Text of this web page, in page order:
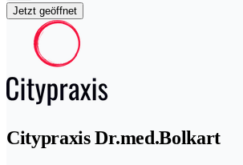
Jetzt geöffnet
Citypraxis Dr.med.Bolkart